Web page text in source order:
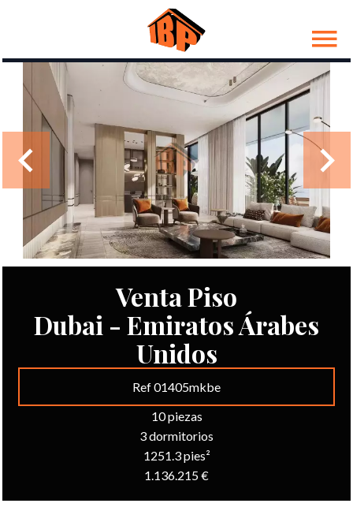
Venta Piso
Dubai - Emiratos Árabes
Unidos
Ref 01405mkbe
10 piezas
3 dormitorios
1251.3 pies²
1.136.215 €